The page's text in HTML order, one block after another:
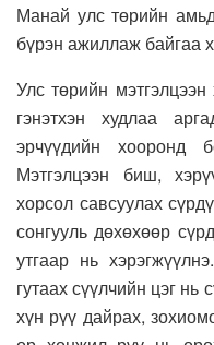
Манай улс төрийн
бүрэн ажиллаж байгаа
Улс төрийн
гэнэтхэн худлаа
эрчүүдийн
Мэтгэлцээн биш,
хорсол савсуулах
сонгууль дөхөхөөр
утгаар нь
гутаах сүүлчийн цэг нь
хүн рүү дайрах,